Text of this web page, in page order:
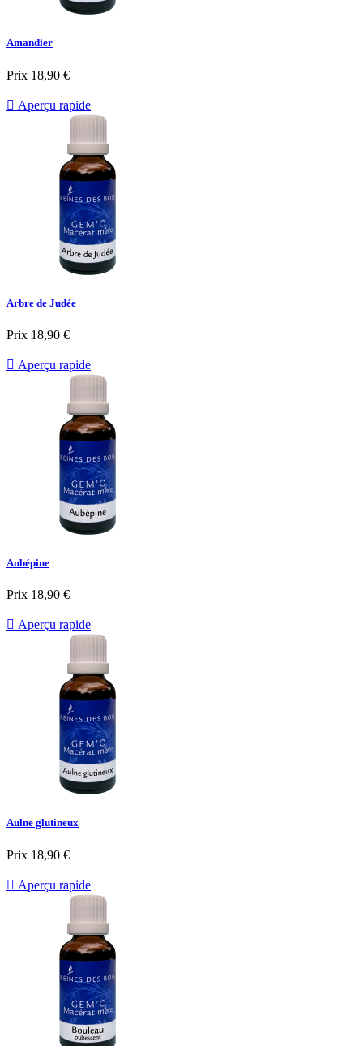
Amandier
Prix 18,90 €
 Aperçu rapide
Arbre de Judée
Prix 18,90 €
 Aperçu rapide
Aubépine
Prix 18,90 €
 Aperçu rapide
Aulne glutineux
Prix 18,90 €
 Aperçu rapide